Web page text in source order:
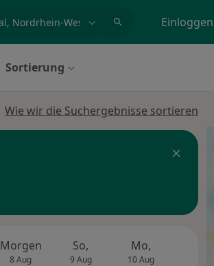
Einloggen
Sortierung
Wie wir die Suchergebnisse sortieren
Morgen
8 Aug
So,
9 Aug
Mo,
10 Aug